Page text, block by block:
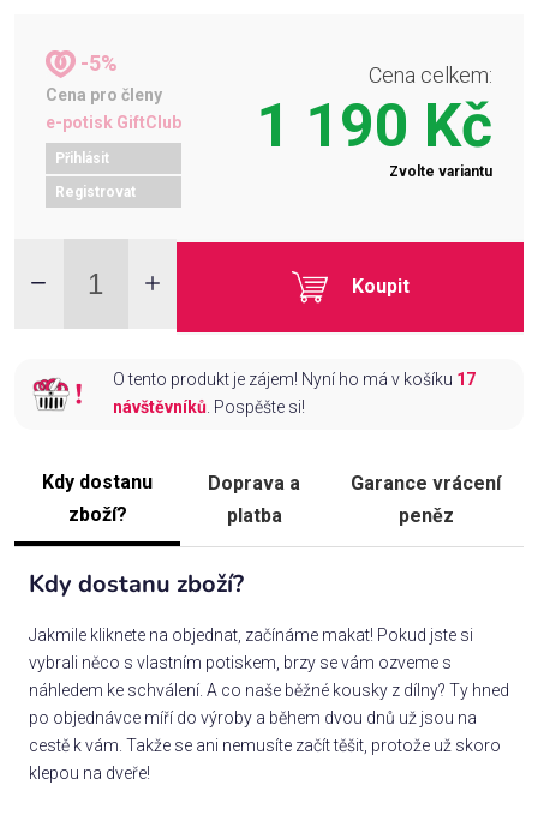
-5%
Cena pro členy
e-potisk GiftClub
Přihlásit
Registrovat
Cena celkem:
1 190 Kč
Zvolte variantu
Koupit
O tento produkt je zájem! Nyní ho má v košíku 17
návštěvníků. Pospěšte si!
Kdy dostanu
zboží?
Doprava a
platba
Garance vrácení
peněz
Kdy dostanu zboží?
Jakmile kliknete na objednat, začínáme makat! Pokud jste si
vybrali něco s vlastním potiskem, brzy se vám ozveme s
náhledem ke schválení. A co naše běžné kousky z dílny? Ty hned
po objednávce míří do výroby a během dvou dnů už jsou na
cestě k vám. Takže se ani nemusíte začít těšit, protože už skoro
klepou na dveře!